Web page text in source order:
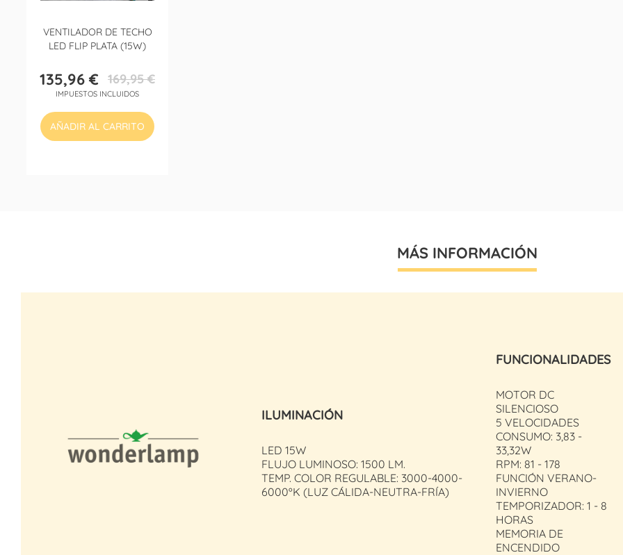
VENTILADOR DE TECHO
LED FLIP PLATA (15W)
Precio
135,96 €Precio
base
169,95 €
IMPUESTOS INCLUIDOS
AÑADIR AL CARRITO
MÁS INFORMACIÓN
ILUMINACIÓN
LED 15W
FLUJO LUMINOSO: 1500 LM.
TEMP. COLOR REGULABLE: 3000-4000-
6000ºK (LUZ CÁLIDA-NEUTRA-FRÍA)
FUNCIONALIDADES
MOTOR DC
SILENCIOSO
5 VELOCIDADES
CONSUMO: 3,83 -
33,32W
RPM: 81 - 178
FUNCIÓN VERANO-
INVIERNO
TEMPORIZADOR: 1 - 8
HORAS
MEMORIA DE
ENCENDIDO